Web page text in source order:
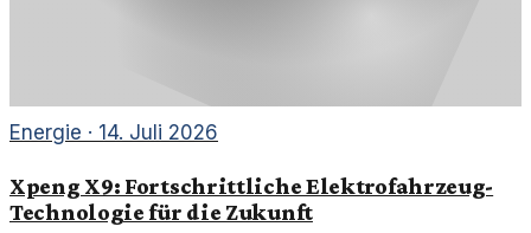
Energie · 14. Juli 2026
Xpeng X9: Fortschrittliche Elektrofahrzeug-
Technologie für die Zukunft